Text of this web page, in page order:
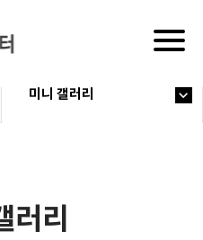
미니 갤러리
러리